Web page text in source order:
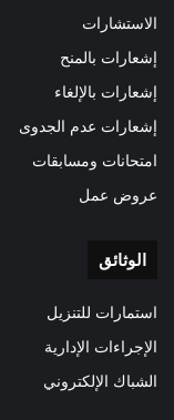
الاستشارات
إشعارات بالمنح
إشعارات بالإلغاء
إشعارات عدم الجدوى
امتحانات ومسابقات
عروض عمل
الوثائق
استمارات للتنزيل
الإجراءات الإدارية
الشباك الإلكتروني